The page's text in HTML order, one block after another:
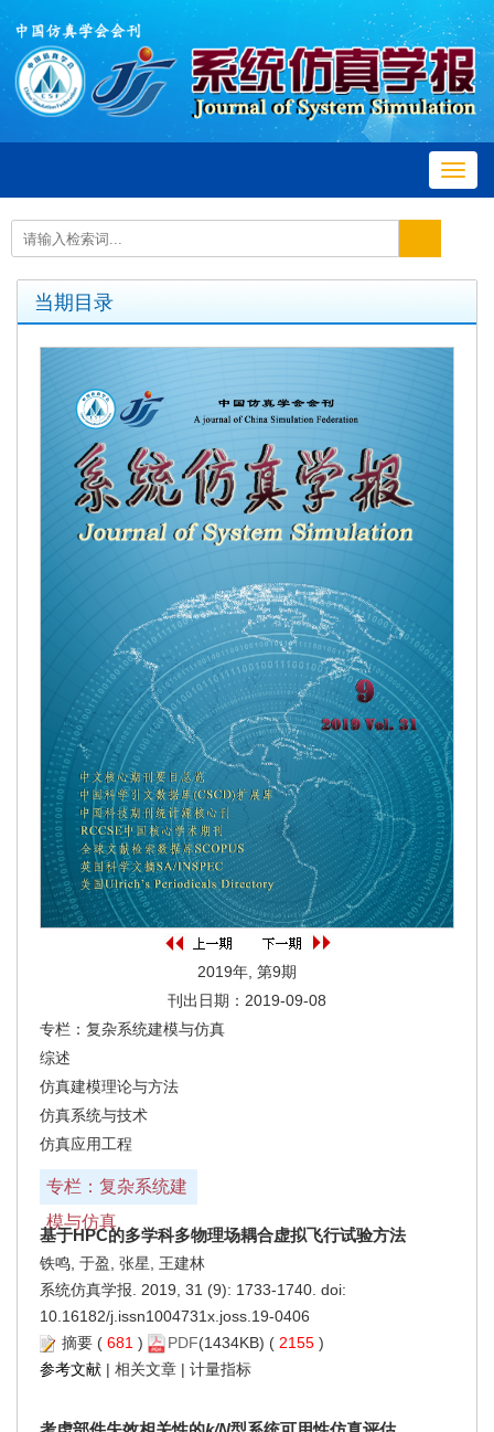
当期目录
2019年, 第9期
刊出日期：2019-09-08
专栏：复杂系统建模与仿真
综述
仿真建模理论与方法
仿真系统与技术
仿真应用工程
专栏：复杂系统建
模与仿真
基于HPC的多学科多物理场耦合虚拟飞行试验方法
铁鸣, 于盈, 张星, 王建林
系统仿真学报. 2019, 31 (9): 1733-1740. doi:
10.16182/j.issn1004731x.joss.19-0406
摘要 ( 681 ) PDF(1434KB) ( 2155 )
参考文献 | 相关文章 | 计量指标